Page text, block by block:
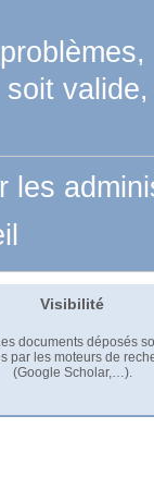
les
Visibilité
documents déposés
par les moteurs de
(Google Scholar,…).